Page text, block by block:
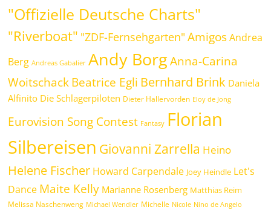
"Offizielle Deutsche Charts"
"Riverboat" "ZDF-Fernsehgarten" Amigos Andrea
Berg Andreas Gabalier Andy Borg Anna-Carina
WoitschackBeatrice Egli Bernhard Brink Daniela
Alfinito Die Schlagerpiloten Dieter Hallervorden Eloy de Jong
Eurovision Song Contest Fantasy Florian
Silbereisen Giovanni Zarrella Heino
Helene Fischer Howard Carpendale Joey Heindle Let's
Dance Maite Kelly Marianne Rosenberg Matthias Reim
Melissa Naschenweng Michael Wendler Michelle Nicole Nino de Angelo